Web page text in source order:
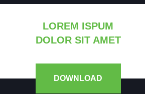
LOREM ISPUM
DOLOR SIT AMET
DOWNLOAD